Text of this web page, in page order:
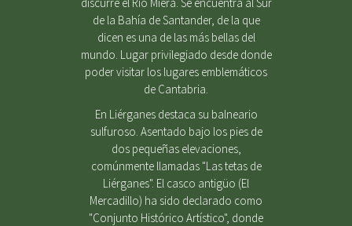
de la Bahía de Santander, de la que
dicen es una de las más bellas del
mundo. Lugar privilegiado desde donde
poder visitar los lugares emblemáticos
de Cantabria.
En Liérganes destaca su balneario
sulfuroso. Asentado bajo los pies de
dos pequeñas elevaciones,
comúnmente llamadas "Las tetas de
Liérganes". El casco antigüo (El
Mercadillo) ha sido declarado como
"Conjunto Histórico Artístico", donde